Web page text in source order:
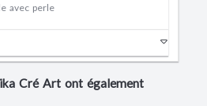
avec perle
Cré Art ont également